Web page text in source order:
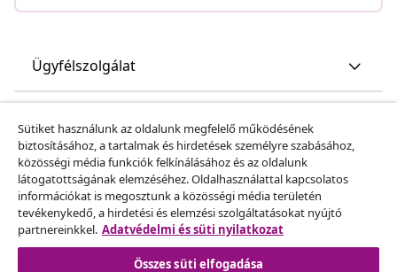
Ügyfélszolgálat
vidaXL
Fedezz fel többet
Sütiket használunk az oldalunk megfelelő működésének
biztosításához, a tartalmak és hirdetések személyre szabásához,
közösségi média funkciók felkínálásához és az oldalunk
látogatottságának elemzéséhez. Oldalhasználattal kapcsolatos
információkat is megosztunk a közösségi média területén
tevékenykedő, a hirdetési és elemzési szolgáltatásokat nyújtó
partnereinkkel. Adatvédelmi és süti nyilatkozat
Összes süti elfogadása